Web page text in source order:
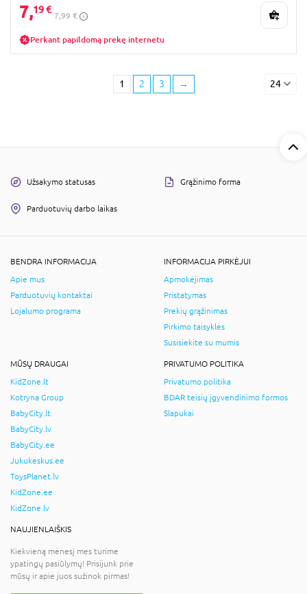
7,19 €
7,99 €
Perkant papildomą prekę internetu
1 2 3 → 24
Užsakymo statusas Grąžinimo forma
Parduotuvių darbo laikas
BENDRA INFORMACIJA
Apie mus
Parduotuvių kontaktai
Lojalumo programa
INFORMACIJA PIRKĖJUI
Apmokėjimas
Pristatymas
Prekių grąžinimas
Pirkimo taisyklės
Susisiekite su mumis
MŪSŲ DRAUGAI
KidZone.lt
Kotryna Group
BabyCity.lt
BabyCity.lv
BabyCity.ee
Jukukeskus.ee
ToysPlanet.lv
KidZone.ee
KidZone.lv
PRIVATUMO POLITIKA
Privatumo politika
BDAR teisių įgyvendinimo formos
Slapukai
NAUJIENLAIŠKIS
Kiekvieną mėnesį mes turime
ypatingų pasiūlymų! Prisijunk prie
mūsų ir apie juos sužinok pirmas!